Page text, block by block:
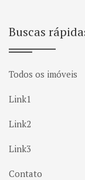
Buscas
Todos os imóveis
Link1
Link2
Link3
Contato